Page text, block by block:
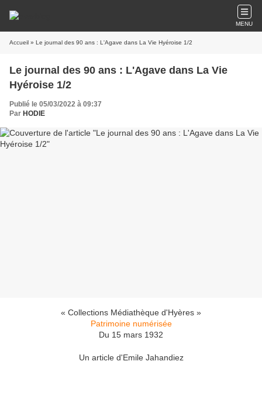
MENU
Accueil » Le journal des 90 ans : L'Agave dans La Vie Hyéroise 1/2
Le journal des 90 ans : L'Agave dans La Vie
Hyéroise 1/2
Publié le 05/03/2022 à 09:37
Par HODIE
« Collections Médiathèque d'Hyères »
Patrimoine numérisée
Du 15 mars 1932
Un article d'Emile Jahandiez